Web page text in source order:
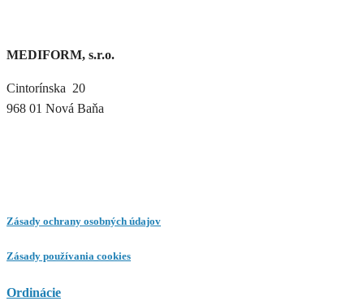
MEDIFORM, s.r.o.
Cintorínska 20
968 01 Nová Baňa
Zásady ochrany osobných údajov
Zásady používania cookies
Ordinácie